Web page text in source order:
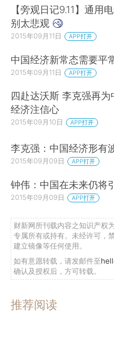
【旁观日记9.11】通用
别太悲观
2015年09月11日 APP打开
中国经济新常态需要平
2015年09月11日 APP打开
四赴达沃斯 李克强再为
经济注信心
2015年09月10日 APP打开
李克强：中国经济形有
2015年09月09日 APP打开
钟伟：中国在未来仍将
2015年09月09日 APP打开
财新网所刊载内容之知识产权
专属所有或持有。未经许可，
建立镜像等任何使用。
如有意愿转载，请发邮件至
确认及授权后，方可转载。
推荐阅读